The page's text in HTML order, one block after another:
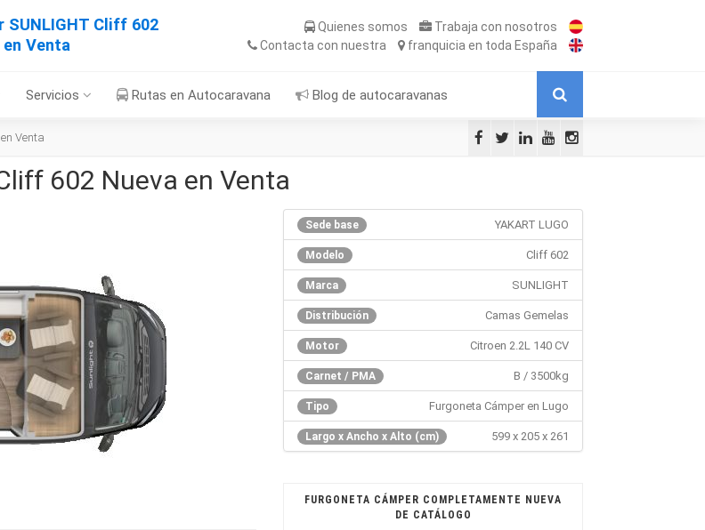
SUNLIGHT Cliff 602
en Venta
Quienes somos Trabaja con nosotros
Contacta con nuestra franquicia en toda España
Servicios Rutas en Autocaravana Blog de autocaravanas
Venta
602 Nueva en Venta
Sede base YAKART LUGO
Modelo Cliff 602
Marca SUNLIGHT
Distribución Camas Gemelas
Motor Citroen 2.2L 140 CV
Carnet / PMA B / 3500kg
Tipo Furgoneta Cámper en Lugo
Largo x Ancho x Alto (cm) 599 x 205 x 261
FURGONETA CÁMPER COMPLETAMENTE NUEVA
DE CATÁLOGO